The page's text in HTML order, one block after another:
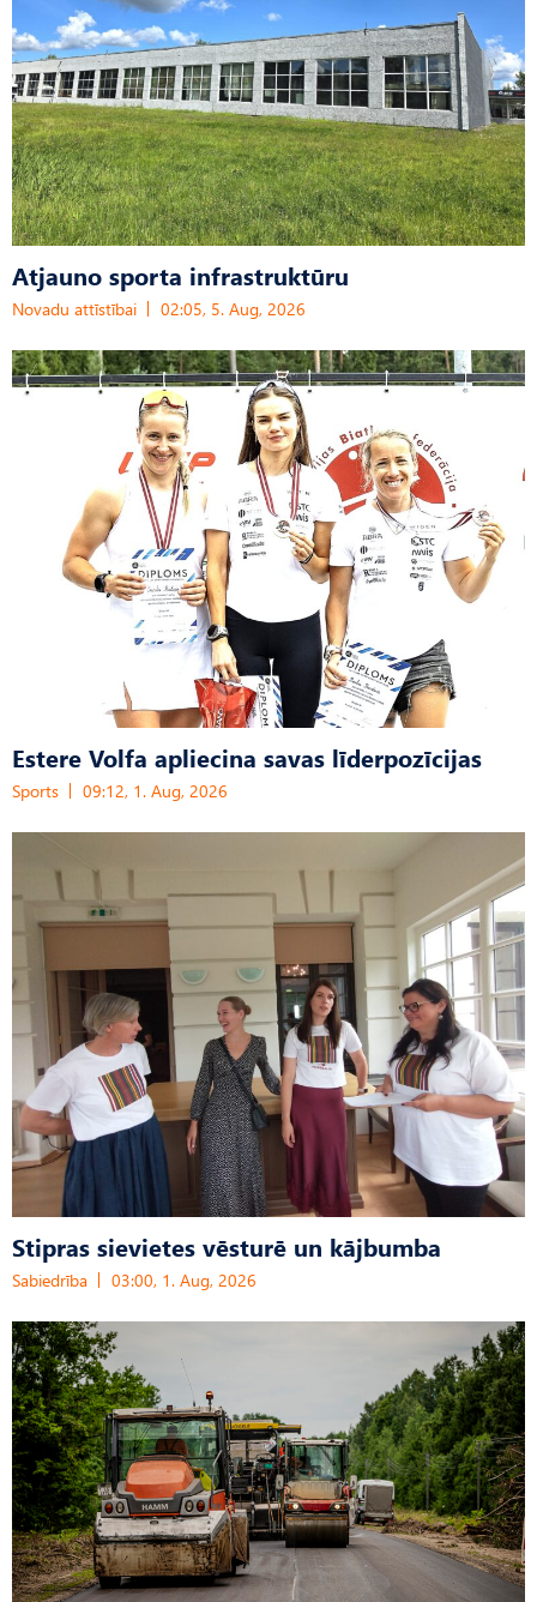
Atjauno sporta infrastruktūru
Novadu attīstībai 02:05, 5. Aug, 2026
Estere Volfa apliecina savas līderpozīcijas
Sports 09:12, 1. Aug, 2026
Stipras sievietes vēsturē un kājbumba
Sabiedrība 03:00, 1. Aug, 2026